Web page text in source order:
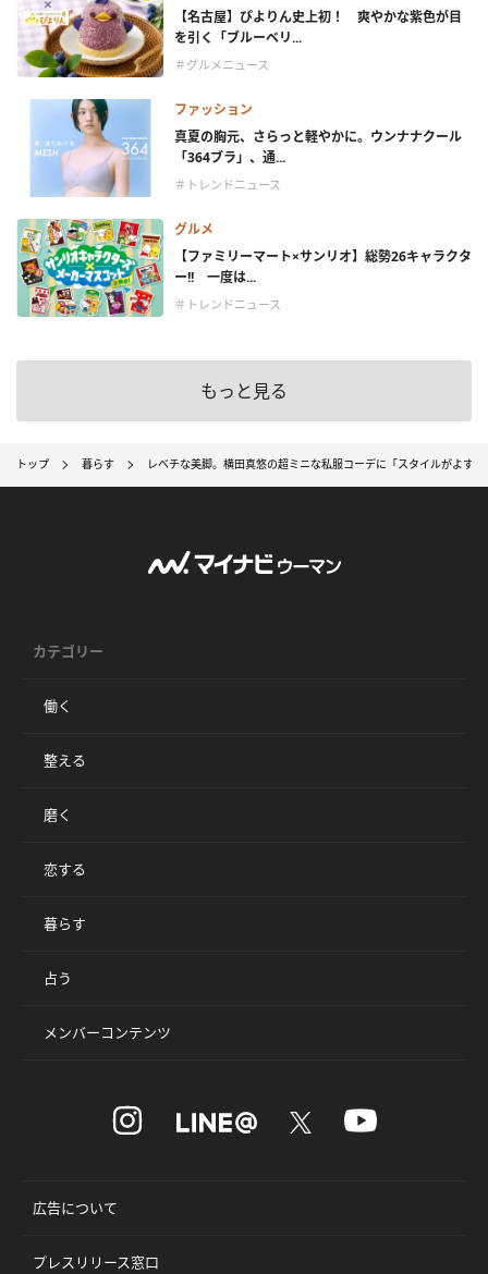
【名古屋】ぴよりん史上初！ 爽やかな紫色が目
を引く「ブルーベリ...
＃グルメニュース
ファッション
真夏の胸元、さらっと軽やかに。ウンナナクール
「364ブラ」、通...
＃トレンドニュース
グルメ
【ファミリーマート×サンリオ】総勢26キャラクタ
ー!! 一度は...
＃トレンドニュース
もっと見る
トップ 暮らす レベチな美脚。横田真悠の超ミニな私服コーデに「スタイルがよすぎ
カテゴリー
働く
整える
磨く
恋する
暮らす
占う
メンバーコンテンツ
広告について
プレスリリース窓口